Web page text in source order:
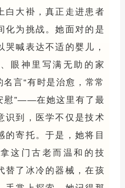
白大褂，真正走进患者
化为挑战。她面对的是
哭喊表达不适的婴儿，
眼神里写满无助的家
言“有时是治愈，常常
慰”——在她这里有了最
识到，医学不仅是技术
的寄托。于是，她将目
这门古老而温和的技
替了冰冷的器械，在孩